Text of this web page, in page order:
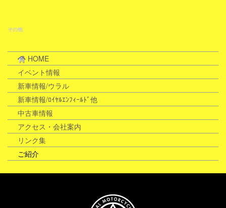
その他
HOME
イベント情報
新車情報/ウラル
新車情報/ﾛｲﾔﾙｴﾝﾌｨｰﾙﾄﾞ他
中古車情報
アクセス・会社案内
リンク集
ご紹介